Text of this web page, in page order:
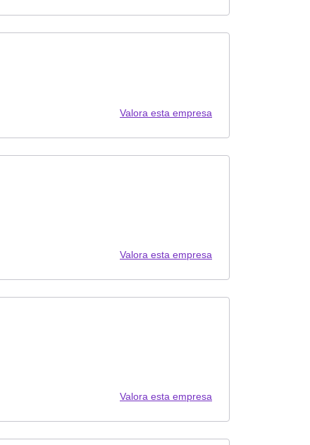
Valora esta empresa
Valora esta empresa
Valora esta empresa